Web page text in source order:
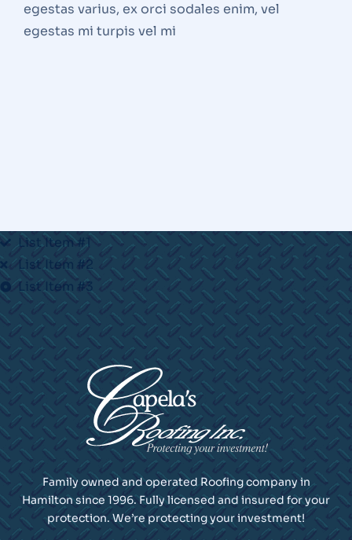
egestas varius, ex orci sodales enim, vel
egestas mi turpis vel mi
List Item #1
List Item #2
List Item #3
Family owned and operated Roofing company in
Hamilton since 1996. Fully licensed and insured for your
protection. We’re protecting your investment!